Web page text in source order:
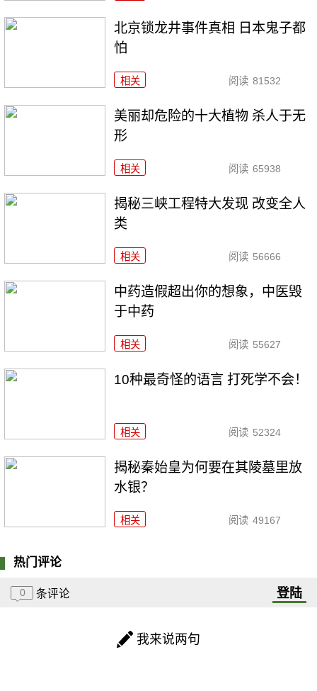
北京锁龙井事件真相 日本鬼子都
怕
相关 阅读 81532
美丽却危险的十大植物 杀人于无
形
相关 阅读 65938
揭秘三峡工程特大发现 改变全人
类
相关 阅读 56666
中药造假超出你的想象，中医毁
于中药
相关 阅读 55627
10种最奇怪的语言 打死学不会！
相关 阅读 52324
揭秘秦始皇为何要在其陵墓里放
水银？
相关 阅读 49167
热门评论
0 条评论 登陆
我来说两句